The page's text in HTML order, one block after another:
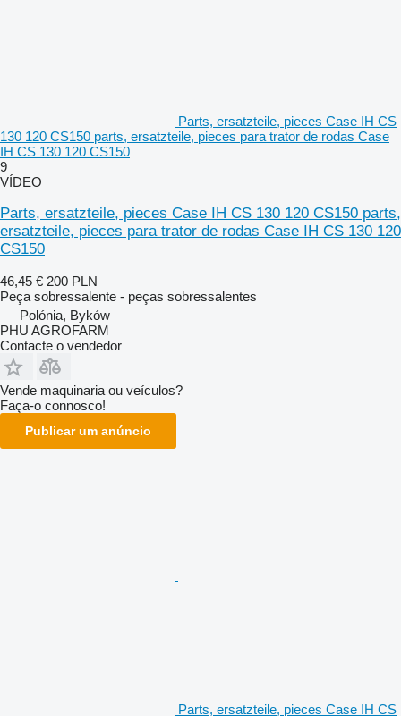
Parts, ersatzteile, pieces Case IH CS
130 120 CS150 parts, ersatzteile, pieces para trator de rodas Case
IH CS 130 120 CS150
9
VÍDEO
Parts, ersatzteile, pieces Case IH CS 130 120 CS150 parts,
ersatzteile, pieces para trator de rodas Case IH CS 130 120
CS150
46,45 € 200 PLN
Peça sobressalente - peças sobressalentes
Polónia, Byków
PHU AGROFARM
Contacte o vendedor
Vende maquinaria ou veículos?
Faça-o connosco!
Publicar um anúncio
Parts, ersatzteile, pieces Case IH CS